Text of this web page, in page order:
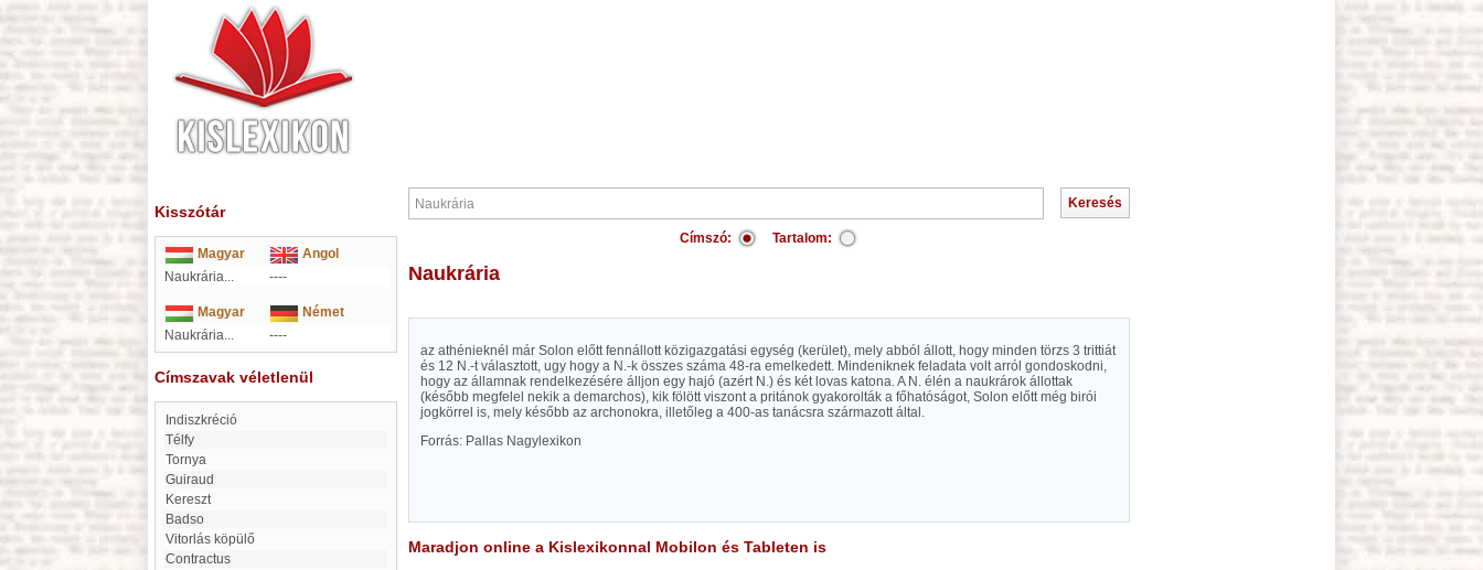
Kisszótár
Magyar
Angol
Naukrária...
----
Magyar
Német
Naukrária...
----
Címszavak véletlenül
indiszkréció
Télfy
Tornya
Guiraud
kereszt
Badso
Vitorlás köpülő
Contractus
Címszó: Tartalom:
Naukrária
az athénieknél már Solon előtt fennállott közigazgatási egység (kerület), mely abból állott, hogy minden törzs 3 trittiát
és 12 N.-t választott, ugy hogy a N.-k összes száma 48-ra emelkedett. Mindeniknek feladata volt arról gondoskodni,
hogy az államnak rendelkezésére álljon egy hajó (azért N.) és két lovas katona. A N. élén a naukrárok állottak
(később megfelel nekik a demarchos), kik fölött viszont a pritánok gyakorolták a főhatóságot, Solon előtt még birói
jogkörrel is, mely később az archonokra, illetőleg a 400-as tanácsra származott által.
Forrás: Pallas Nagylexikon
Maradjon online a Kislexikonnal Mobilon és Tableten is